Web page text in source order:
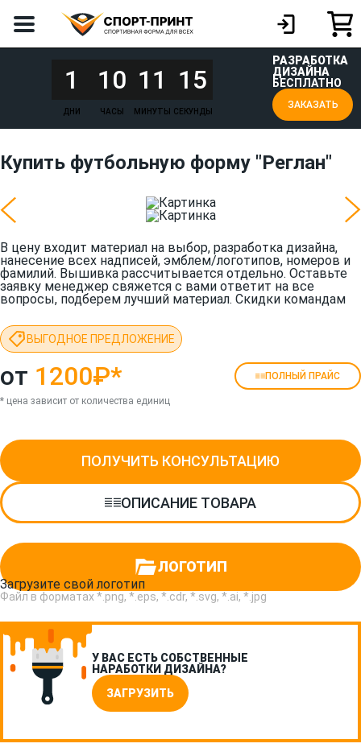
1
ДНИ
10
ЧАСЫ
11
МИНУТЫ
15
СЕКУНДЫ
РАЗРАБОТКА
ДИЗАЙНА
БЕСПЛАТНО
ЗАКАЗАТЬ
Купить футбольную форму "Реглан"
В цену входит материал на выбор, разработка дизайна,
нанесение всех надписей, эмблем/логотипов, номеров и
фамилий. Вышивка рассчитывается отдельно. Оставьте
заявку менеджер свяжется с вами ответит на все
вопросы, подберем лучший материал. Скидки командам
ВЫГОДНОЕ ПРЕДЛОЖЕНИЕ
от 1200₽* ПОЛНЫЙ ПРАЙС
* цена зависит от количества единиц
ПОЛУЧИТЬ КОНСУЛЬТАЦИЮ
ОПИСАНИЕ ТОВАРА
ЛОГОТИП
Загрузите свой логотип
Файл в форматах *.png, *.eps, *.cdr, *.svg, *.ai, *.jpg
У ВАС ЕСТЬ СОБСТВЕННЫЕ
НАРАБОТКИ ДИЗАЙНА?
ЗАГРУЗИТЬ